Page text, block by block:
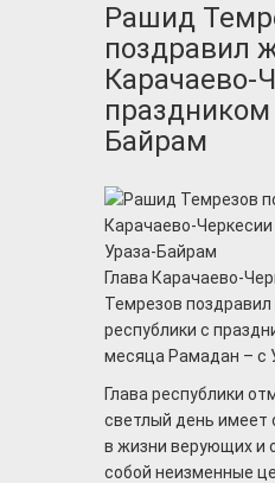
Рашид
поздравил
Карачаево-
праздником
Байрам
Глава Карачаево-
Темрезов
республики с
месяца Рамадан – с
Глава республики
светлый день имеет
в жизни верующих и
собой неизменные